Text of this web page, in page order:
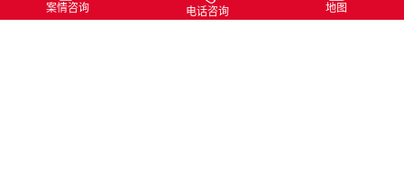
案情咨询 电话咨询 地图